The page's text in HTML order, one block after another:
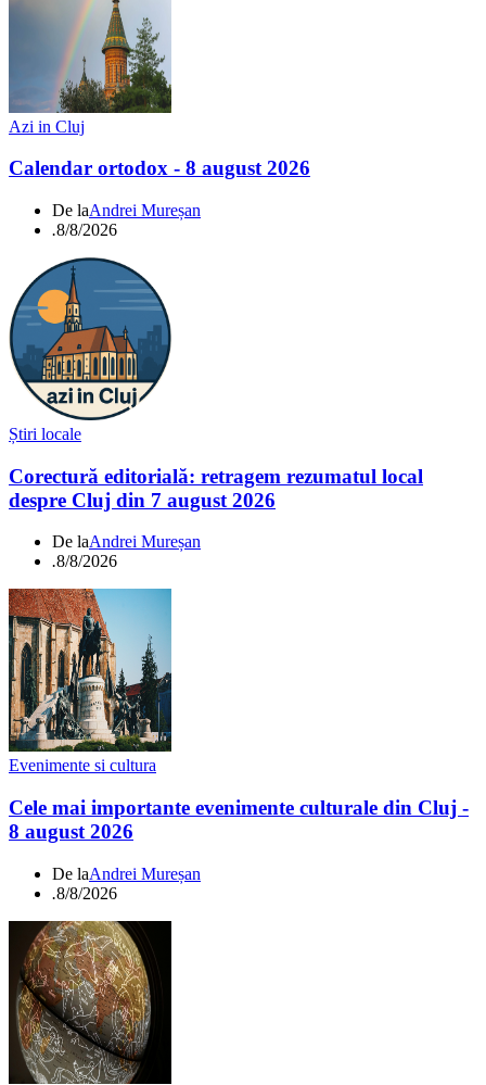
Azi in Cluj
Calendar ortodox - 8 august 2026
De laAndrei Mureșan
.8/8/2026
Știri locale
Corectură editorială: retragem rezumatul local
despre Cluj din 7 august 2026
De laAndrei Mureșan
.8/8/2026
Evenimente si cultura
Cele mai importante evenimente culturale din Cluj -
8 august 2026
De laAndrei Mureșan
.8/8/2026